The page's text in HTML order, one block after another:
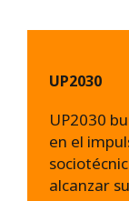
UP2030
UP2030
en el
alcanzar